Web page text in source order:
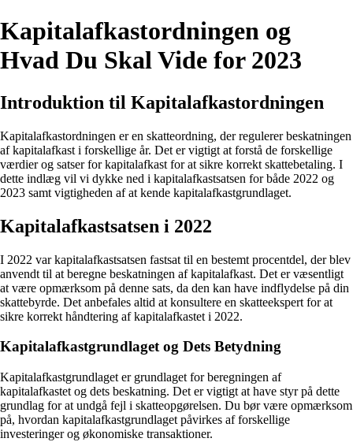
Kapitalafkastordningen og
Hvad Du Skal Vide for 2023
Introduktion til Kapitalafkastordningen
Kapitalafkastordningen er en skatteordning, der regulerer beskatningen
af kapitalafkast i forskellige år. Det er vigtigt at forstå de forskellige
værdier og satser for kapitalafkast for at sikre korrekt skattebetaling. I
dette indlæg vil vi dykke ned i kapitalafkastsatsen for både 2022 og
2023 samt vigtigheden af at kende kapitalafkastgrundlaget.
Kapitalafkastsatsen i 2022
I 2022 var kapitalafkastsatsen fastsat til en bestemt procentdel, der blev
anvendt til at beregne beskatningen af kapitalafkast. Det er væsentligt
at være opmærksom på denne sats, da den kan have indflydelse på din
skattebyrde. Det anbefales altid at konsultere en skatteekspert for at
sikre korrekt håndtering af kapitalafkastet i 2022.
Kapitalafkastgrundlaget og Dets Betydning
Kapitalafkastgrundlaget er grundlaget for beregningen af
kapitalafkastet og dets beskatning. Det er vigtigt at have styr på dette
grundlag for at undgå fejl i skatteopgørelsen. Du bør være opmærksom
på, hvordan kapitalafkastgrundlaget påvirkes af forskellige
investeringer og økonomiske transaktioner.